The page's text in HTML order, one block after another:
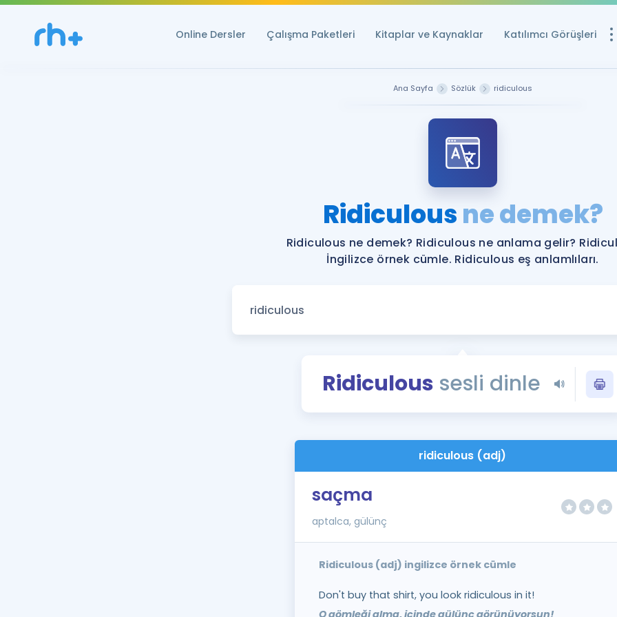
Online Dersler Çalışma Paketleri Kitaplar ve Kaynaklar Katılımcı Görüşleri
YDS ve YÖKDİL
YDS ve YÖKDİL'e
Tüm ÖSYM
YDS - YÖKDİL
İngilizce
Ana Sayfa Sözlük ridiculous
Ridiculousne demek?
Ridiculous ne demek? Ridiculous ne anlama gelir?
İngilizce örnek cümle. Ridiculous eş anlamlıları.
Ridiculous sesli dinle
ridiculous (adj)
saçma
aptalca, gülünç
Ridiculous (adj) ingilizce örnek cümle
Don't buy that shirt, you look ridiculous in it!
O gömleği alma, içinde gülünç görünüyorsun!